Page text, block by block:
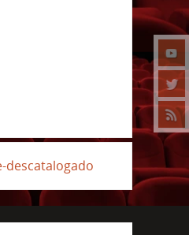
descatalogado